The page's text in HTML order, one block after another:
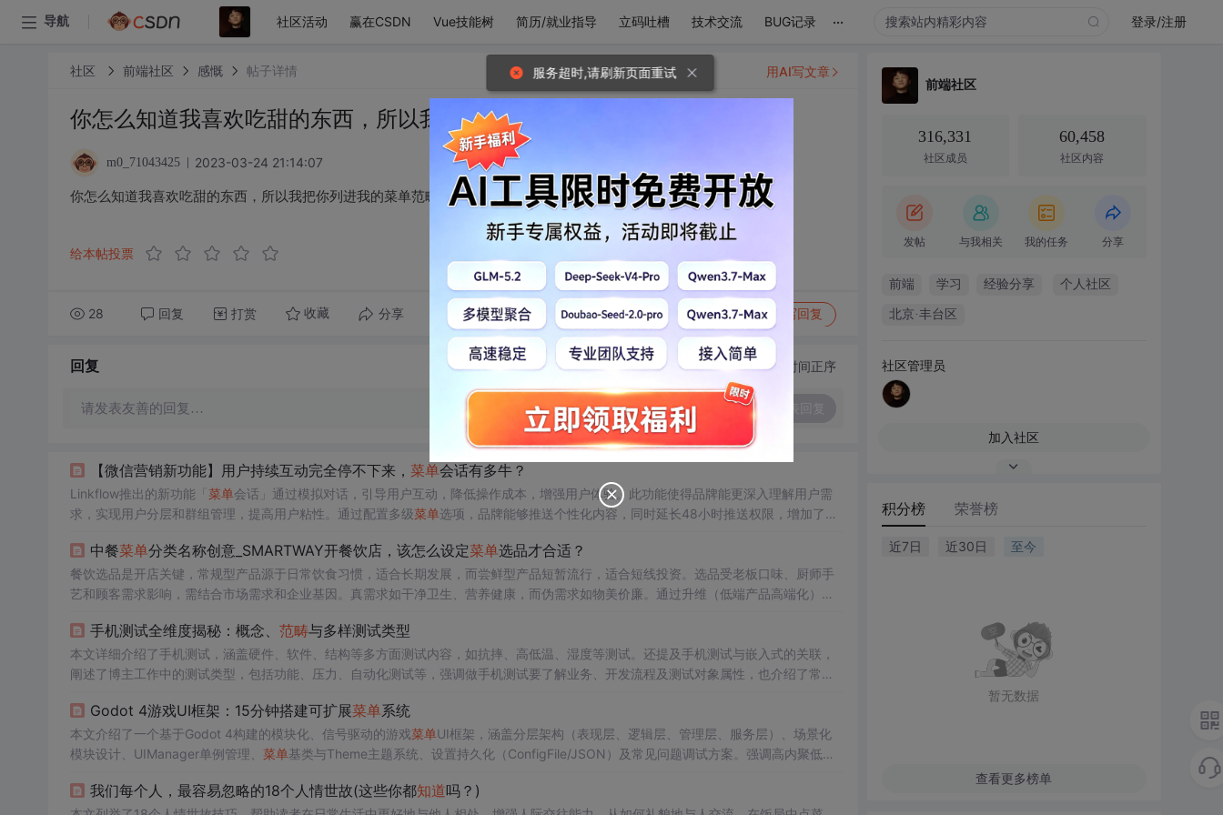
导航 社区活动 赢在CSDN Vue技能树 简历/就业指导 立码吐槽 技术交流 BUG记录 ... 登录/注册
社区 前端社区 感慨 帖子详情
你怎么知道我喜欢吃甜的东西，所以我把你列进我的菜单范畴里。
m0_71043425 2023-03-24 21:14:07
你怎么知道我喜欢吃甜的东西，所以我把你列进我的菜单范畴里。
给本帖投票
28 回复 打赏 收藏 分享 转发到动态 举报 写回复
用AI写文章
回复 切换为时间正序
请发表友善的回复…
【微信营销新功能】用户持续互动完全停不下来， 菜单会话有多牛？
Linkflow推出的新功能「 菜单会话」通过模拟对话，引导用户互动，降低操作成本，增强用户体验。此功能使得品牌能更深入理解用户需
求，实现用户分层和群组管理，提高用户粘性。通过配置多级菜单选项，品牌能够推送个性化内容，同时延长48小时推送权限，增加了触
中餐菜单分类名称创意_SMARTWAY开餐饮店，该怎么设定菜单选品才合适？
餐饮选品是开店关键，常规型产品源于日常饮食习惯，适合长期发展，而尝鲜型产品短暂流行，适合短线投资。选品受老板口味、厨师手
艺和顾客需求影响，需结合市场需求和企业基因。真需求如干净卫生、营养健康，而伪需求如物美价廉。通过升维（低端产品高端化）和
手机测试全维度揭秘：概念、 范畴与多样测试类型
本文详细介绍了手机测试，涵盖硬件、软件、结构等多方面测试内容，如抗摔、高低温、湿度等测试。还提及手机测试与嵌入式的关联，
阐述了博主工作中的测试类型，包括功能、压力、自动化测试等，强调做手机测试要了解业务、开发流程及测试对象属性，也介绍了常用
Godot 4游戏UI框架：15分钟搭建可扩展菜单系统
本文介绍了一个基于Godot 4构建的模块化、信号驱动的游戏菜单UI框架，涵盖分层架构（表现层、逻辑层、管理层、服务层）、场景化
模块设计、UIManager单例管理、 菜单基类与Theme主题系统、设置持久化（ConfigFile/JSON）及常见问题调试方案。强调高内聚低耦
我们每个人，最容易忽略的18个人情世故(这些你都知道吗？)
前端社区
316,331
社区成员
60,458
社区内容
发帖 与我相关 我的任务 分享
前端 学习 经验分享 个人社区
北京·丰台区
社区管理员
加入社区
积分榜 荣誉榜
近7日 近30日 至今
暂无数据
查看更多榜单
服务超时,请刷新页面重试